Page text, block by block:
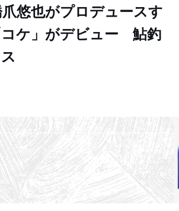
悠也がプロデュースす
コケ」がデビュー 鮎釣